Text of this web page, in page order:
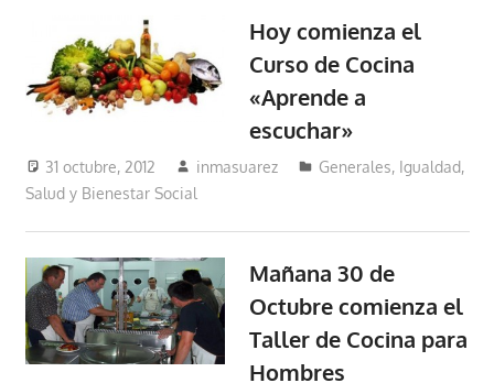
Hoy comienza el
Curso de Cocina
«Aprende a
escuchar»
31 octubre, 2012 inmasuarez Generales, Igualdad,
Salud y Bienestar Social
Mañana 30 de
Octubre comienza el
Taller de Cocina para
Hombres